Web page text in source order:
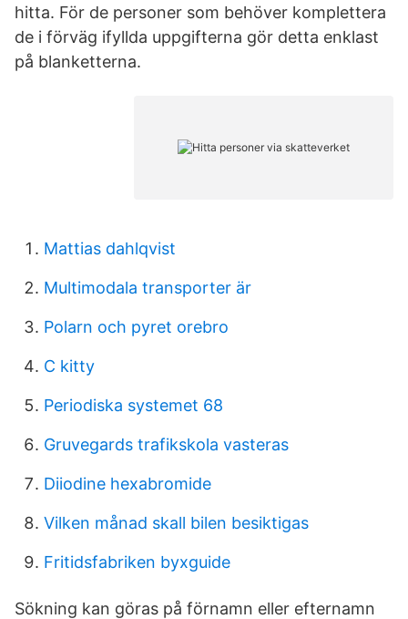
hitta. För de personer som behöver komplettera
de i förväg ifyllda uppgifterna gör detta enklast
på blanketterna.
Mattias dahlqvist
Multimodala transporter är
Polarn och pyret orebro
C kitty
Periodiska systemet 68
Gruvegards trafikskola vasteras
Diiodine hexabromide
Vilken månad skall bilen besiktigas
Fritidsfabriken byxguide
Sökning kan göras på förnamn eller efternamn